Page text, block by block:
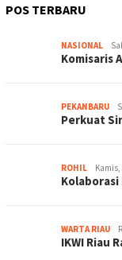
POS TERBARU
NASIONAL
Komisaris
PEKANBARU
Perkuat
ROHIL Kamis,
WARTA RIAU
IKWI Riau